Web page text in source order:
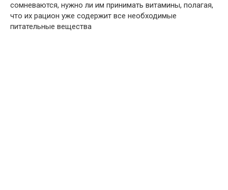
сомневаются, нужно ли им принимать витамины, полагая,
что их рацион уже содержит все необходимые
питательные вещества